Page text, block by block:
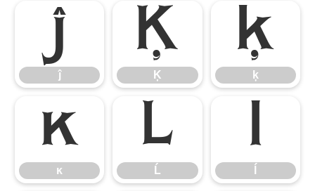
ĵ
ĵ
Ķ
Ķ
ķ
ķ
ĸ
ĸ
Ĺ
Ĺ
ĺ